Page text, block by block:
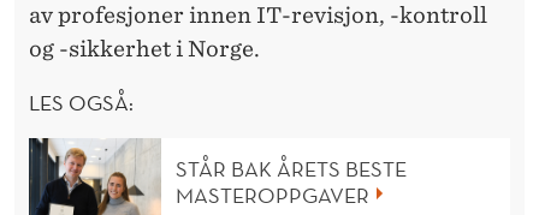
av profesjoner innen IT-revisjon, -kontroll
og -sikkerhet i Norge.
LES OGSÅ:
STÅR BAK ÅRETS BESTE
MASTEROPPGAVER